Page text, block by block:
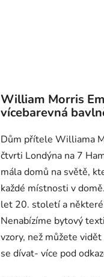
William Morris
vícebarevná
Dům přítele Williama
čtvrti Londýna na 7
mála domů na světě,
každé místnosti v
let 20. století a některé
Nenabízíme bytový
vzory, než můžete
se dívat- více pod